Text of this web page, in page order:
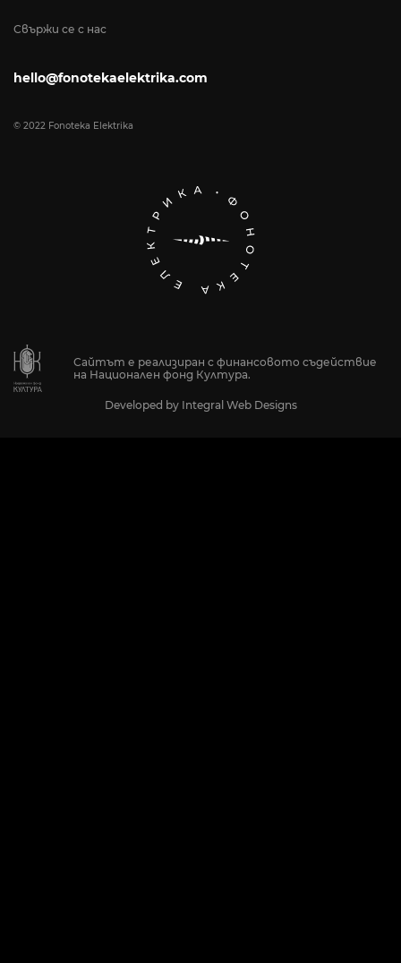
Свържи се с нас
hello@fonotekaelektrika.com
© 2022 Fonoteka Elektrika
Сайтът е реализиран с финансовото съдействие
на Национален фонд Култура.
Developed by Integral Web Designs